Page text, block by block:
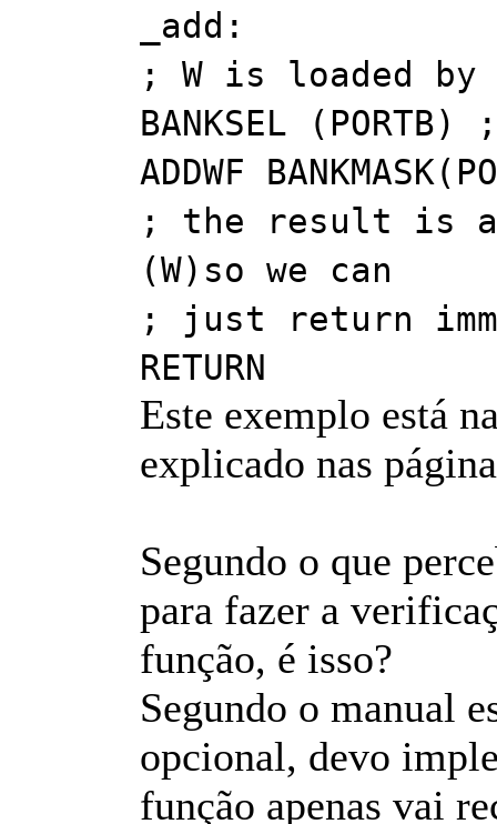
_add:
; W is loaded
BANKSEL
ADDWF
; the result is
(W)so we can
; just return
RETURN
Este exemplo está
explicado nas
Segundo o que
para fazer a
função, é isso?
Segundo o manual
opcional, devo
função apenas vai